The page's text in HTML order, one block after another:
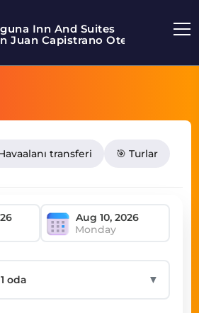
Inn And Suites
Juan Capistrano Otel
transferi 🎯 Turlar
Monday
▼